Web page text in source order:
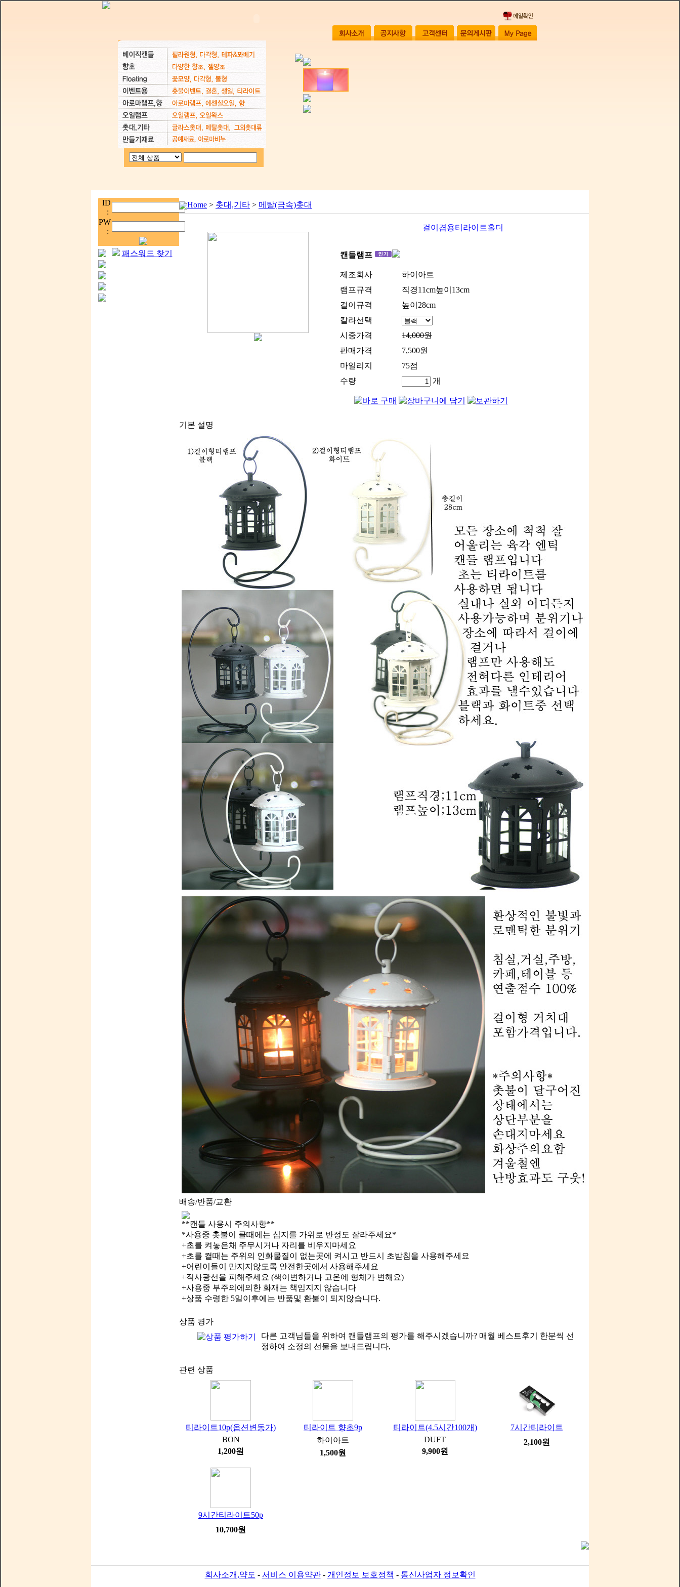
ID
:
PW
:
패스워드 찾기
Home > 촛대,기타 > 메탈(금속)촛대
걸이겸용티라이트홀더
캔들램프
제조회사
하이아트
램프규격
직경11cm높이13cm
걸이규격
높이28cm
칼라선택
시중가격
14,000원
판매가격
7,500원
마일리지
75점
수량
개
기본 설명
배송/반품/교환
**캔들 사용시 주의사항**
*사용중 촛불이 클때에는 심지를 가위로 반정도 잘라주세요*
+초를 켜놓은채 주무시거나 자리를 비우지마세요
+초를 켤때는 주위의 인화물질이 없는곳에 켜시고 반드시 초받침을 사용해주세요
+어린이들이 만지지않도록 안전한곳에서 사용해주세요
+직사광선을 피해주세요 (색이변하거나 고온에 형체가 변해요)
+사용중 부주의에의한 화재는 책임지지 않습니다
+상품 수령한 5일이후에는 반품및 환불이 되지않습니다.
상품 평가
다른 고객님들을 위하여 캔들램프의 평가를 해주시겠습니까? 매월 베스트후기 한분씩 선
정하여 소정의 선물을 보내드립니다,
관련 상품
티라이트10p(옵션변동가)
BON
1,200원
티라이트 향초9p
하이아트
1,500원
티라이트(4.5시간100개)
DUFT
9,900원
7시간티라이트
2,100원
9시간티라이트50p
10,700원
회사소개,약도 - 서비스 이용약관- 개인정보 보호정책 - 통신사업자 정보확인